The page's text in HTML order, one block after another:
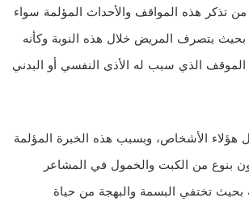
تذكر هذه المواقف والأحداث المؤلمة سواء
بحيث يتصرف المريض خلال هذه النوبة وكأنه
الذي سبب له الأذى النفسي أو البدني
الأشخاص، وبسبب هذه الخبرة المؤلمة
بنوع من الكبت والخمول في المشاعر
بحيث تختفي البسمة والبهجة من حياة